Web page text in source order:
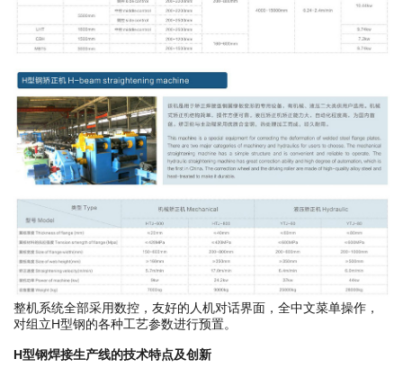
整机系统全部采用数控，友好的人机对话界面，全中文菜单操作，
对组立H型钢的各种工艺参数进行预置。
H型钢焊接生产线的技术特点及创新